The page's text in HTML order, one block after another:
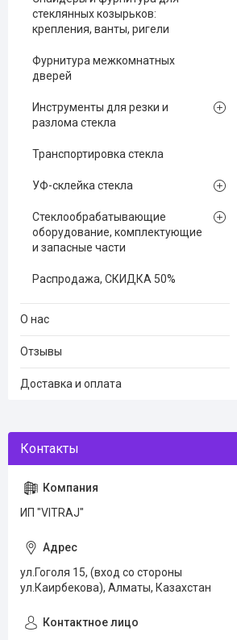
стеклянных козырьков:
крепления, ванты, ригели
Фурнитура межкомнатных
дверей
Инструменты для резки и
разлома стекла
Транспортировка стекла
УФ-склейка стекла
Стеклообрабатывающие
оборудование, комплектующие
и запасные части
Распродажа, СКИДКА 50%
О нас
Отзывы
Доставка и оплата
ИП "VITRAJ"
ул.Гоголя 15, (вход со стороны
ул.Каирбекова), Алматы, Казахстан